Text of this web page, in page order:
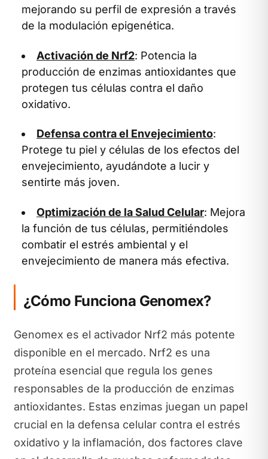
mejorando su perfil de expresión a través
de la modulación epigenética.
Activación de Nrf2: Potencia la
producción de enzimas antioxidantes que
protegen tus células contra el daño
oxidativo.
Defensa contra el Envejecimiento:
Protege tu piel y células de los efectos del
envejecimiento, ayudándote a lucir y
sentirte más joven.
Optimización de la Salud Celular: Mejora
la función de tus células, permitiéndoles
combatir el estrés ambiental y el
envejecimiento de manera más efectiva.
¿Cómo Funciona Genomex?
Genomex es el activador Nrf2 más potente
disponible en el mercado. Nrf2 es una
proteína esencial que regula los genes
responsables de la producción de enzimas
antioxidantes. Estas enzimas juegan un papel
crucial en la defensa celular contra el estrés
oxidativo y la inflamación, dos factores clave